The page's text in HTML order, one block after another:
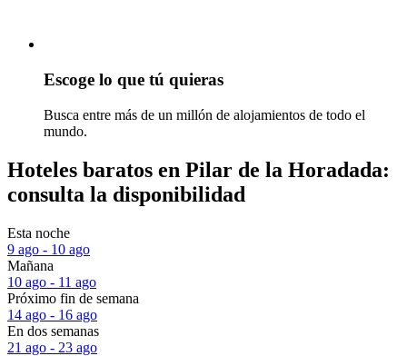
Escoge lo que tú quieras
Busca entre más de un millón de alojamientos de todo el
mundo.
Hoteles baratos en Pilar de la Horadada:
consulta la disponibilidad
Esta noche
9 ago - 10 ago
Mañana
10 ago - 11 ago
Próximo fin de semana
14 ago - 16 ago
En dos semanas
21 ago - 23 ago